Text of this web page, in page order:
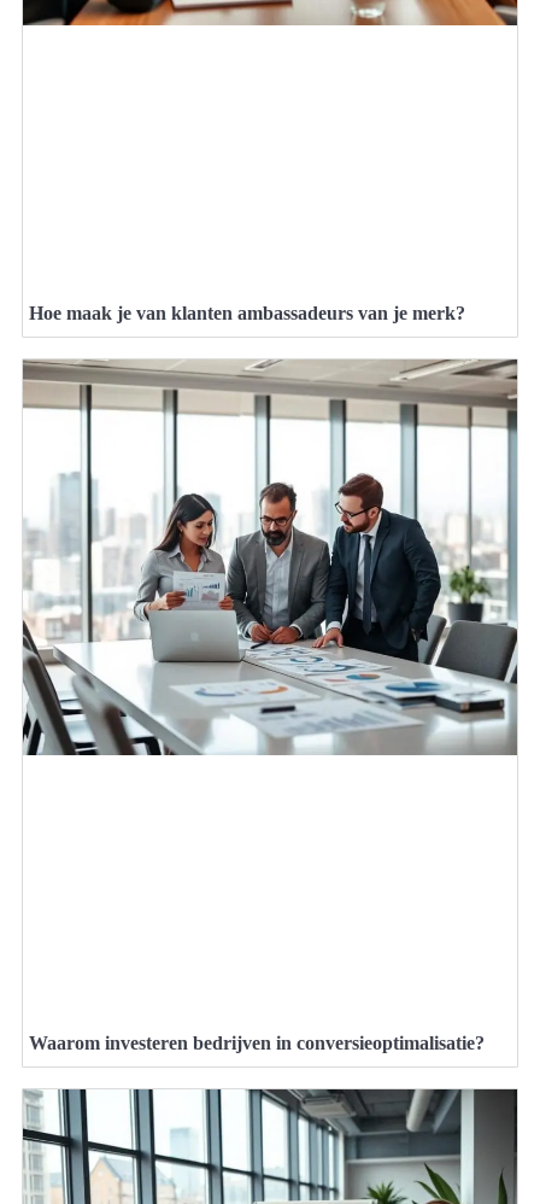
Hoe maak je van klanten ambassadeurs van je merk?
Waarom investeren bedrijven in conversieoptimalisatie?